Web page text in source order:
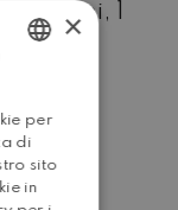
1
ENGLISH
×
per
di
sito
in